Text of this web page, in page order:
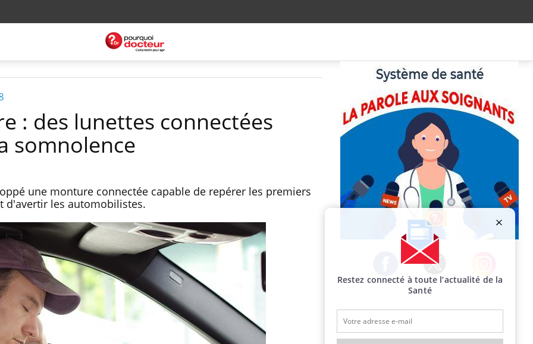
: des lunettes connectées
somnolence
une monture connectée capable de repérer les premiers
d'avertir les automobilistes.
Facebook Twitter Instagram
Restez connecté à toute l’actualité de la
Santé